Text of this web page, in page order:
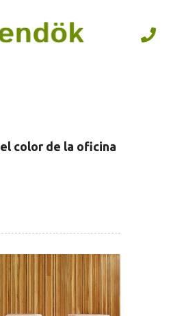
color de la oficina